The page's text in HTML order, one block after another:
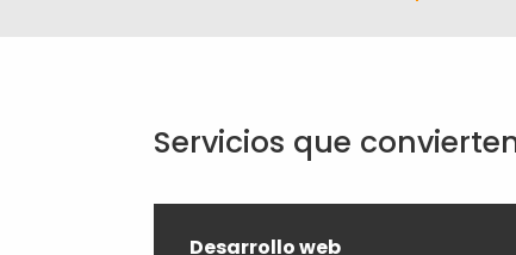
Servicios que
Desarrollo web